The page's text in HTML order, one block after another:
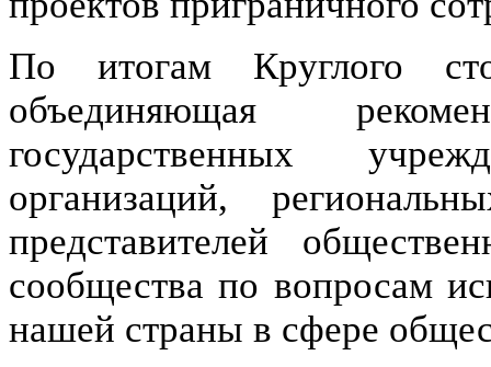
По итогам Круглого
объединяющая
государственных
организаций,
представителей
сообщества по вопросам
нашей страны в сфере